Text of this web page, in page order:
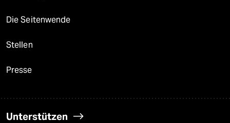
Die Seitenwende
Stellen
Presse
Unterstützen